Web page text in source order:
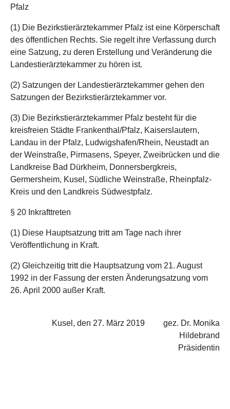
Pfalz
(1) Die Bezirkstierärztekammer Pfalz ist eine Körperschaft
des öffentlichen Rechts. Sie regelt ihre Verfassung durch
eine Satzung, zu deren Erstellung und Veränderung die
Landestierärztekammer zu hören ist.
(2) Satzungen der Landestierärztekammer gehen den
Satzungen der Bezirkstierärztekammer vor.
(3) Die Bezirkstierärztekammer Pfalz besteht für die
kreisfreien Städte Frankenthal/Pfalz, Kaiserslautern,
Landau in der Pfalz, Ludwigshafen/Rhein, Neustadt an
der Weinstraße, Pirmasens, Speyer, Zweibrücken und die
Landkreise Bad Dürkheim, Donnersbergkreis,
Germersheim, Kusel, Südliche Weinstraße, Rheinpfalz-
Kreis und den Landkreis Südwestpfalz.
§ 20 Inkrafttreten
(1) Diese Hauptsatzung tritt am Tage nach ihrer
Veröffentlichung in Kraft.
(2) Gleichzeitig tritt die Hauptsatzung vom 21. August
1992 in der Fassung der ersten Änderungsatzung vom
26. April 2000 außer Kraft.
Kusel, den 27. März 2019 gez. Dr. Monika
Hildebrand
Präsidentin